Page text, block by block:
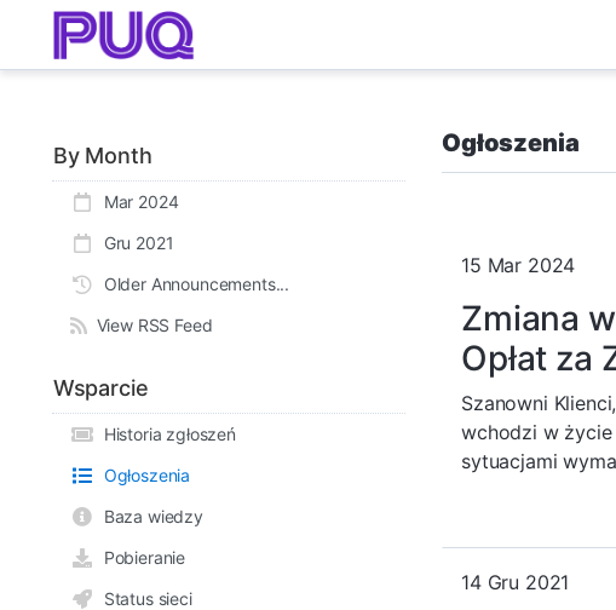
By Month
Mar 2024
Gru 2021
Older Announcements...
View RSS Feed
Wsparcie
Historia zgłoszeń
Ogłoszenia
Baza wiedzy
Pobieranie
Status sieci
Ogłoszenia
15 Mar 2024
Zmiana
Opłat za
Szanowni
wchodzi w życie
sytuacjami
14 Gru 2021